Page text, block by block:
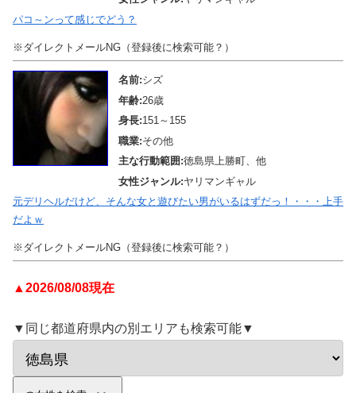
パコ～ンって感じでどう？
※ダイレクトメールNG（登録後に検索可能？）
名前:シズ
年齢:26歳
身長:151～155
職業:その他
主な行動範囲:徳島県上勝町、他
女性ジャンル:ヤリマンギャル
元デリヘルだけど、そんな女と遊びたい男がいるはずだっ！・・・上手
だよｗ
※ダイレクトメールNG（登録後に検索可能？）
▲2026/08/08現在
▼同じ都道府県内の別エリアも検索可能▼